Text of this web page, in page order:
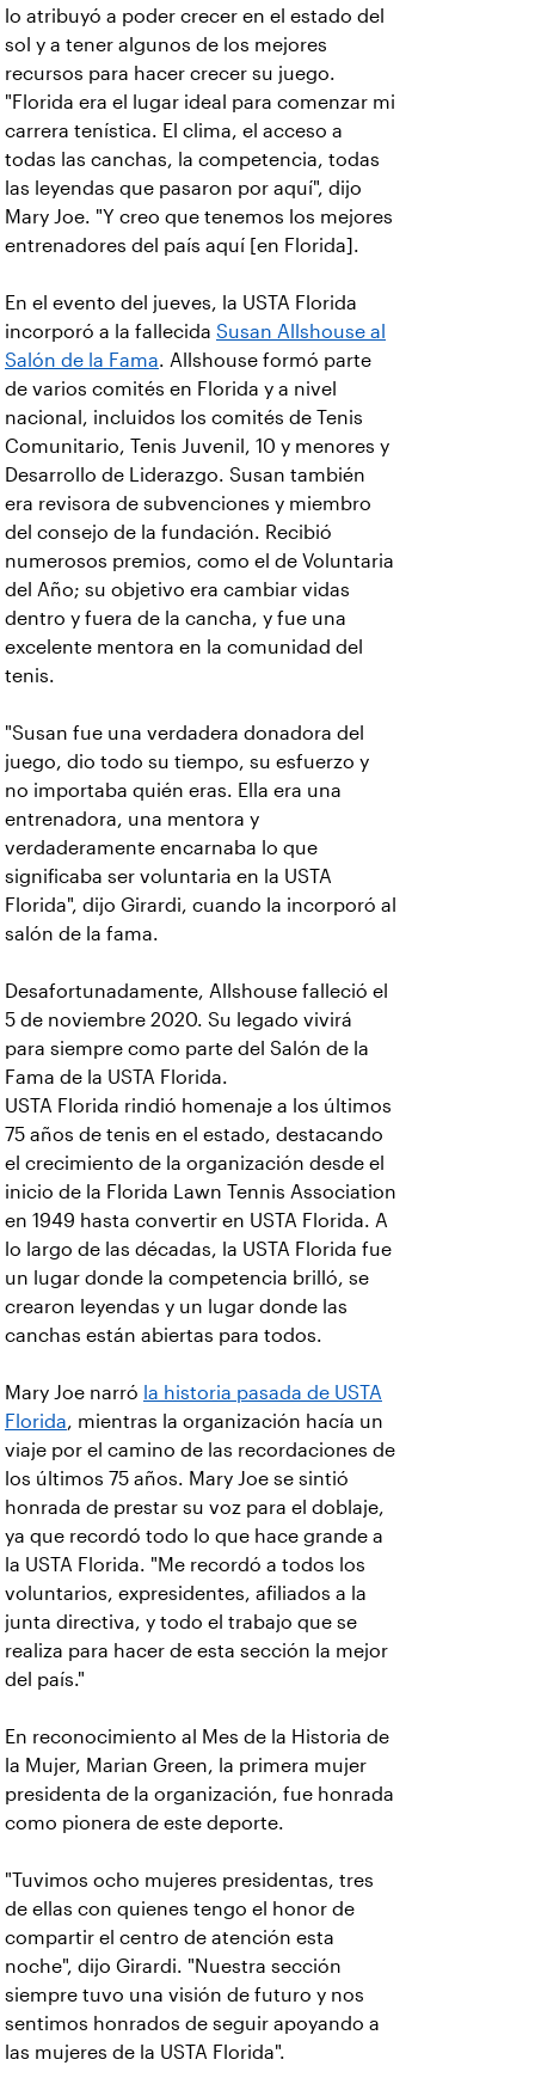
lo atribuyó a poder crecer en el estado del
sol y a tener algunos de los mejores
recursos para hacer crecer su juego.
"Florida era el lugar ideal para comenzar mi
carrera tenística. El clima, el acceso a
todas las canchas, la competencia, todas
las leyendas que pasaron por aquí", dijo
Mary Joe. "Y creo que tenemos los mejores
entrenadores del país aquí [en Florida].
En el evento del jueves, la USTA Florida
incorporó a la fallecida Susan Allshouse al
Salón de la Fama. Allshouse formó parte
de varios comités en Florida y a nivel
nacional, incluidos los comités de Tenis
Comunitario, Tenis Juvenil, 10 y menores y
Desarrollo de Liderazgo. Susan también
era revisora de subvenciones y miembro
del consejo de la fundación. Recibió
numerosos premios, como el de Voluntaria
del Año; su objetivo era cambiar vidas
dentro y fuera de la cancha, y fue una
excelente mentora en la comunidad del
tenis.
"Susan fue una verdadera donadora del
juego, dio todo su tiempo, su esfuerzo y
no importaba quién eras. Ella era una
entrenadora, una mentora y
verdaderamente encarnaba lo que
significaba ser voluntaria en la USTA
Florida", dijo Girardi, cuando la incorporó al
salón de la fama.
Desafortunadamente, Allshouse falleció el
5 de noviembre 2020. Su legado vivirá
para siempre como parte del Salón de la
Fama de la USTA Florida.
USTA Florida rindió homenaje a los últimos
75 años de tenis en el estado, destacando
el crecimiento de la organización desde el
inicio de la Florida Lawn Tennis Association
en 1949 hasta convertir en USTA Florida. A
lo largo de las décadas, la USTA Florida fue
un lugar donde la competencia brilló, se
crearon leyendas y un lugar donde las
canchas están abiertas para todos.
Mary Joe narró la historia pasada de USTA
Florida, mientras la organización hacía un
viaje por el camino de las recordaciones de
los últimos 75 años. Mary Joe se sintió
honrada de prestar su voz para el doblaje,
ya que recordó todo lo que hace grande a
la USTA Florida. "Me recordó a todos los
voluntarios, expresidentes, afiliados a la
junta directiva, y todo el trabajo que se
realiza para hacer de esta sección la mejor
del país."
En reconocimiento al Mes de la Historia de
la Mujer, Marian Green, la primera mujer
presidenta de la organización, fue honrada
como pionera de este deporte.
"Tuvimos ocho mujeres presidentas, tres
de ellas con quienes tengo el honor de
compartir el centro de atención esta
noche", dijo Girardi. "Nuestra sección
siempre tuvo una visión de futuro y nos
sentimos honrados de seguir apoyando a
las mujeres de la USTA Florida".